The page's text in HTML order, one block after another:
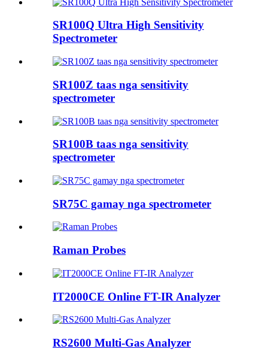
SR100Q Ultra High Sensitivity
Spectrometer
SR100Z taas nga sensitivity
spectrometer
SR100B taas nga sensitivity
spectrometer
SR75C gamay nga spectrometer
Raman Probes
IT2000CE Online FT-IR Analyzer
RS2600 Multi-Gas Analyzer